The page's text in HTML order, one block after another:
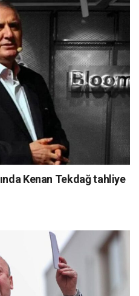
Kenan Tekdağ tahliye